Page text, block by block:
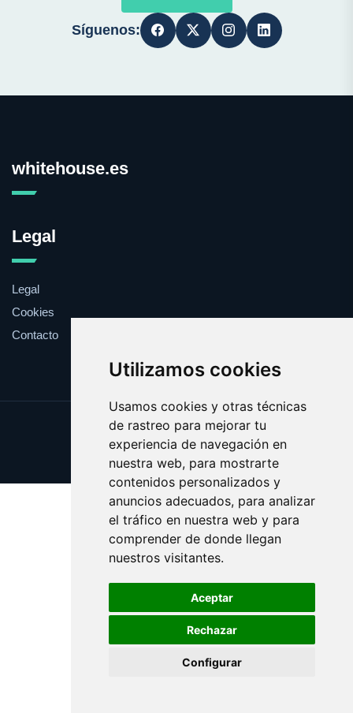
Utilizamos cookies
Usamos cookies y otras técnicas
de rastreo para mejorar tu
experiencia de navegación en
nuestra web, para mostrarte
contenidos personalizados y
anuncios adecuados, para analizar
el tráfico en nuestra web y para
comprender de donde llegan
nuestros visitantes.
Aceptar
Rechazar
Configurar
Síguenos:
whitehouse.es
Legal
Legal
Cookies
Contacto
Update cookies preferences
Copyright © 2025 whitehouse.es